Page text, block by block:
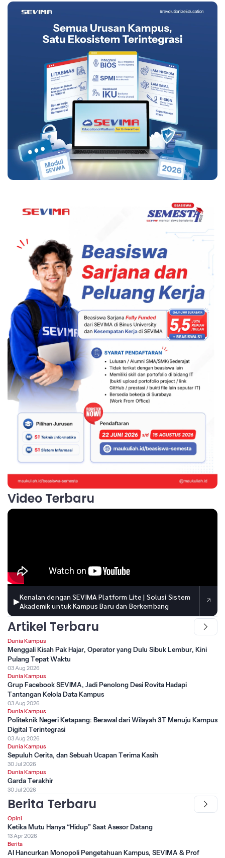
Persiapannya
Video Terbaru
▶Kenalan dengan SEVIMA Platform Lite | Solusi Sistem
Akademik untuk Kampus Baru dan Berkembang
Artikel Terbaru
Dunia Kampus
Menggali Kisah Pak Hajar, Operator yang Dulu Sibuk Lembur, Kini
Pulang Tepat Waktu
03 Aug 2026
Dunia Kampus
Grup Facebook SEVIMA, Jadi Penolong Desi Rovita Hadapi
Tantangan Kelola Data Kampus
03 Aug 2026
Dunia Kampus
Politeknik Negeri Ketapang: Berawal dari Wilayah 3T Menuju Kampus
Digital Terintegrasi
03 Aug 2026
Dunia Kampus
Sepuluh Cerita, dan Sebuah Ucapan Terima Kasih
30 Jul 2026
Dunia Kampus
Garda Terakhir
30 Jul 2026
Berita Terbaru
Opini
Ketika Mutu Hanya “Hidup” Saat Asesor Datang
13 Apr 2026
Berita
AI Hancurkan Monopoli Pengetahuan Kampus, SEVIMA & Prof